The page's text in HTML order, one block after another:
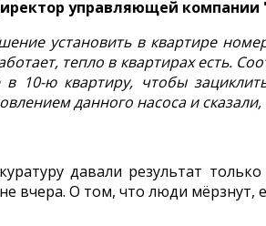
управляющей
установить в квартире
тепло в квартирах есть.
в 10-ю квартиру, чтобы
данного насоса и
давали результат
вчера. О том, что люди мёрзнут,